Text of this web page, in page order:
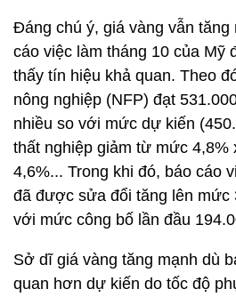
Đáng chú ý, giá vàng vẫn tăng
cáo việc làm tháng 10 của Mỹ
thấy tín hiệu khả quan. Theo
nông nghiệp (NFP) đạt
nhiều so với mức dự kiến
thất nghiệp giảm từ mức 4,8%
4,6%... Trong khi đó, báo cáo
đã được sửa đổi tăng lên mức
với mức công bố lần đầu
Sở dĩ giá vàng tăng mạnh dù
quan hơn dự kiến do tốc độ